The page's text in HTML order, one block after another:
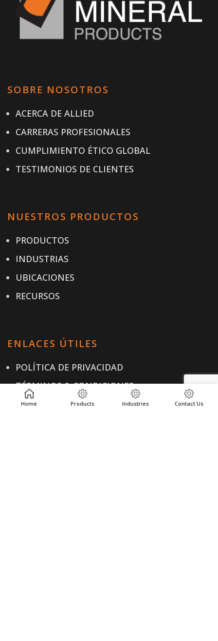
SOBRE NOSOTROS
ACERCA DE ALLIED
CARRERAS PROFESIONALES
CUMPLIMIENTO ÉTICO GLOBAL
TESTIMONIOS DE CLIENTES
NUESTROS PRODUCTOS
PRODUCTOS
INDUSTRIAS
UBICACIONES
RECURSOS
ENLACES ÚTILES
POLÍTICA DE PRIVACIDAD
TÉRMINOS & CONDICIONES
CONTACTO
Home Products Industries Contact Us